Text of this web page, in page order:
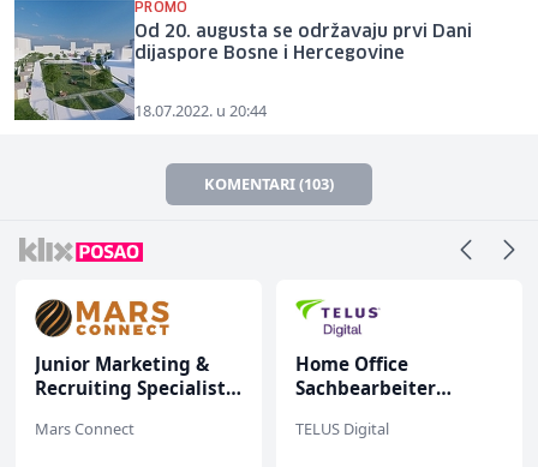
PROMO
Od 20. augusta se održavaju prvi Dani
dijaspore Bosne i Hercegovine
18.07.2022. u 20:44
KOMENTARI (103)
Junior Marketing &
Recruiting Specialist
Mars Connect
Home Office
Sachbearbeiter
bekannten deutschen
TELUS Digital